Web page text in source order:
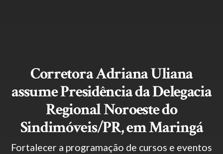
Corretora Adriana Uliana
assume Presidência da Delegacia
Regional Noroeste do
Sindimóveis/PR, em Maringá
Fortalecer a programação de cursos e eventos